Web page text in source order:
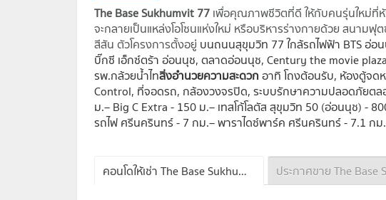
The Base Sukhumvit 77เพื่อคุณภาพชีวิตที่ดี ให้กับคนรุ่นใหม่ที่
จะกลายเป็นแหล่งโอโซนแห่งใหม่ หรือบริหารร่างกายด้วย สนาม
สีสัน ตัวโครงการตั้งอยู่ บนถนนสุขุมวิท 77 ใกล้รถไฟฟ้า BTS อ่อ
บิ๊กซี เอ็กซ์ตร้า อ่อนนุช, ตลาดอ่อนนุช, Century the movie
รพ.กล้วยน้ำไทสิ่งอำนวยความสะดวกอาทิ โถงต้อนรับ, ห้องตู้จด
Control, ที่จอดรถ, กล้องวงจรปิด, ระบบรักษาความปลอดภัยต
ม.– Big C Extra - 150 ม.– เทสโก้โลตัส สุขุมวิท 50 (อ่อนนุช) -
รถไฟ ศรีนครินทร์ - 7 กม.– พาราไดซ์พาร์ค ศรีนครินทร์ - 7.1 ก
คอนโดให้เช่า The Base Sukhumvit 77